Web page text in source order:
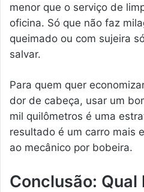
menor que o serviço de
oficina. Só que não faz
queimado ou com sujeira
salvar.
Para quem quer
dor de cabeça, usar um
mil quilômetros é uma
resultado é um carro mais
ao mecânico por bobeira.
Conclusão: Qual